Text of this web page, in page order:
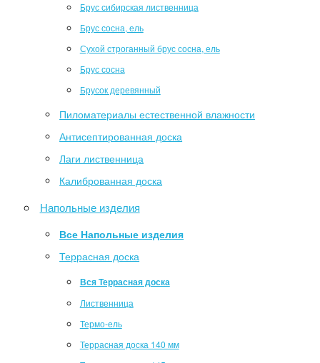
Брус сибирская лиственница
Брус сосна, ель
Сухой строганный брус сосна, ель
Брус сосна
Брусок деревянный
Пиломатериалы естественной влажности
Антисептированная доска
Лаги лиственница
Калиброванная доска
Напольные изделия
Все Напольные изделия
Террасная доска
Вся Террасная доска
Лиственница
Термо-ель
Террасная доска 140 мм